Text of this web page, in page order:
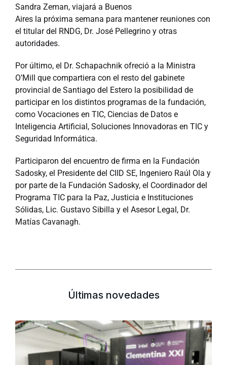
Sandra Zeman, viajará a Buenos
Aires la próxima semana para mantener reuniones con
el titular del RNDG, Dr. José Pellegrino y otras
autoridades.
Por último, el Dr. Schapachnik ofreció a la Ministra
O’Mill que compartiera con el resto del gabinete
provincial de Santiago del Estero la posibilidad de
participar en los distintos programas de la fundación,
como Vocaciones en TIC, Ciencias de Datos e
Inteligencia Artificial, Soluciones Innovadoras en TIC y
Seguridad Informática.
Participaron del encuentro de firma en la Fundación
Sadosky, el Presidente del CIID SE, Ingeniero Raúl Ola y
por parte de la Fundación Sadosky, el Coordinador del
Programa TIC para la Paz, Justicia e Instituciones
Sólidas, Lic. Gustavo Sibilla y el Asesor Legal, Dr.
Matías Cavanagh.
Últimas novedades